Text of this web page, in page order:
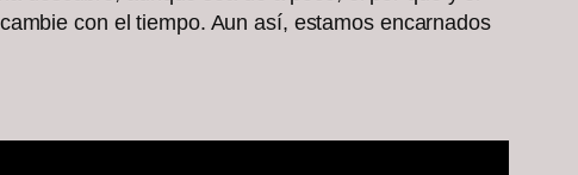
con el tiempo. Aun así, estamos encarnados